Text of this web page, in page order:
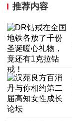
推荐内容